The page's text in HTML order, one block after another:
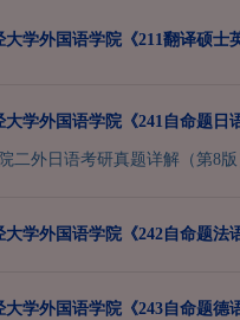
大学外国语学院《211翻译硕士
大学外国语学院《241自命题日
二外日语考研真题详解（第8版
大学外国语学院《242自命题法
大学外国语学院《243自命题德